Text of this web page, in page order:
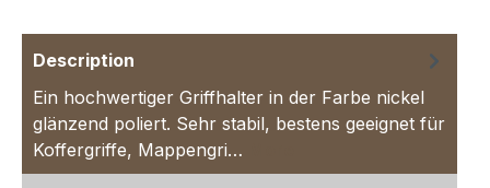
Description
Ein hochwertiger Griffhalter in der Farbe nickel
glänzend poliert. Sehr stabil, bestens geeignet für
Koffergriffe, Mappengri…